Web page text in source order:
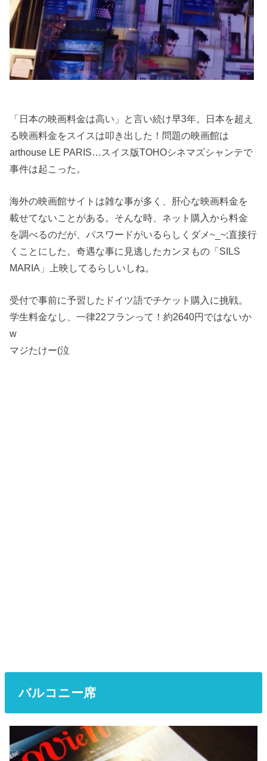
「日本の映画料金は高い」と言い続け早3年。日本を超え
る映画料金をスイスは叩き出した！問題の映画館は
arthouse LE PARIS…スイス版TOHOシネマズシャンテで
事件は起こった。
海外の映画館サイトは雑な事が多く、肝心な映画料金を
載せてないことがある。そんな時、ネット購入から料金
を調べるのだが、パスワードがいるらしくダメ~_~;直接行
くことにした。奇遇な事に見逃したカンヌもの「SILS
MARIA」上映してるらしいしね。
受付で事前に予習したドイツ語でチケット購入に挑戦。
学生料金なし、一律22フランって！約2640円ではないか
w
マジたけー(泣
バルコニー席